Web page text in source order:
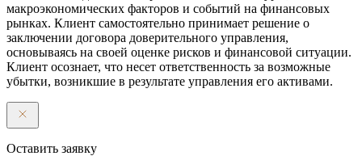
макроэкономических факторов и событий на финансовых
рынках. Клиент самостоятельно принимает решение о
заключении договора доверительного управления,
основываясь на своей оценке рисков и финансовой ситуации.
Клиент осознает, что несет ответственность за возможные
убытки, возникшие в результате управления его активами.
Оставить заявку